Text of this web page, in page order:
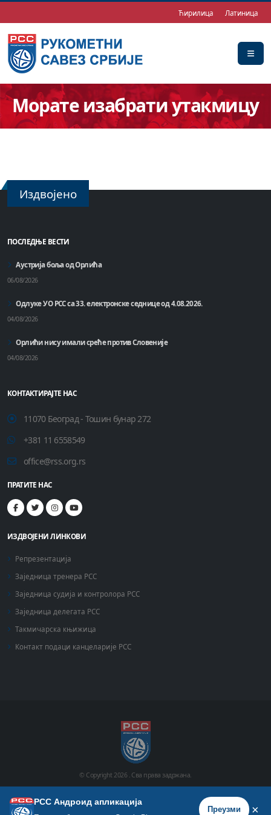
Ћирилица Латиница
Морате изабрати утакмицу
Издвојено
ПОСЛЕДЊЕ ВЕСТИ
Аустрија боља од Орлића
06/08/2026
Одлуке УО РСС са 33. електронске седнице од 4.08.2026.
04/08/2026
Орлићи нису имали среће против Словеније
04/08/2026
КОНТАКТИРАЈТЕ НАС
11070 Београд - Тошин бунар 272
+381 11 6558549
office@rss.org.rs
ПРАТИТЕ НАС
ИЗДВОЈЕНИ ЛИНКОВИ
Репрезентација
Заједница тренера РСС
Заједница судија и контролора РСС
Заједница делегата РСС
Такмичарска књижица
Контакт подаци канцеларије РСС
© Copyright2026 . Сва права задржана.
Почетна Историја Фото галерија Видео галерија
РСС Андроид апликација
Преузми ×